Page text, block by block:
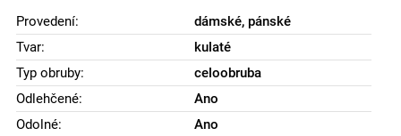
Provedení:
dámské, pánské
Tvar:
kulaté
Typ obruby:
celoobruba
Odlehčené:
Ano
Odolné:
Ano